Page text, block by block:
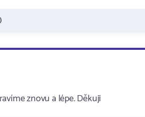
znovu a lépe. Děkuji